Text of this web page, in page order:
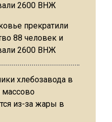
прекратили
88 человек и
2600 ВНЖ